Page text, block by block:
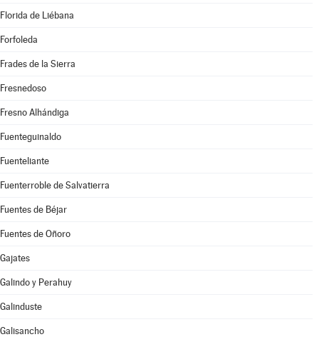
Florida de Liébana
Forfoleda
Frades de la Sierra
Fresnedoso
Fresno Alhándiga
Fuenteguinaldo
Fuenteliante
Fuenterroble de Salvatierra
Fuentes de Béjar
Fuentes de Oñoro
Gajates
Galindo y Perahuy
Galinduste
Galisancho